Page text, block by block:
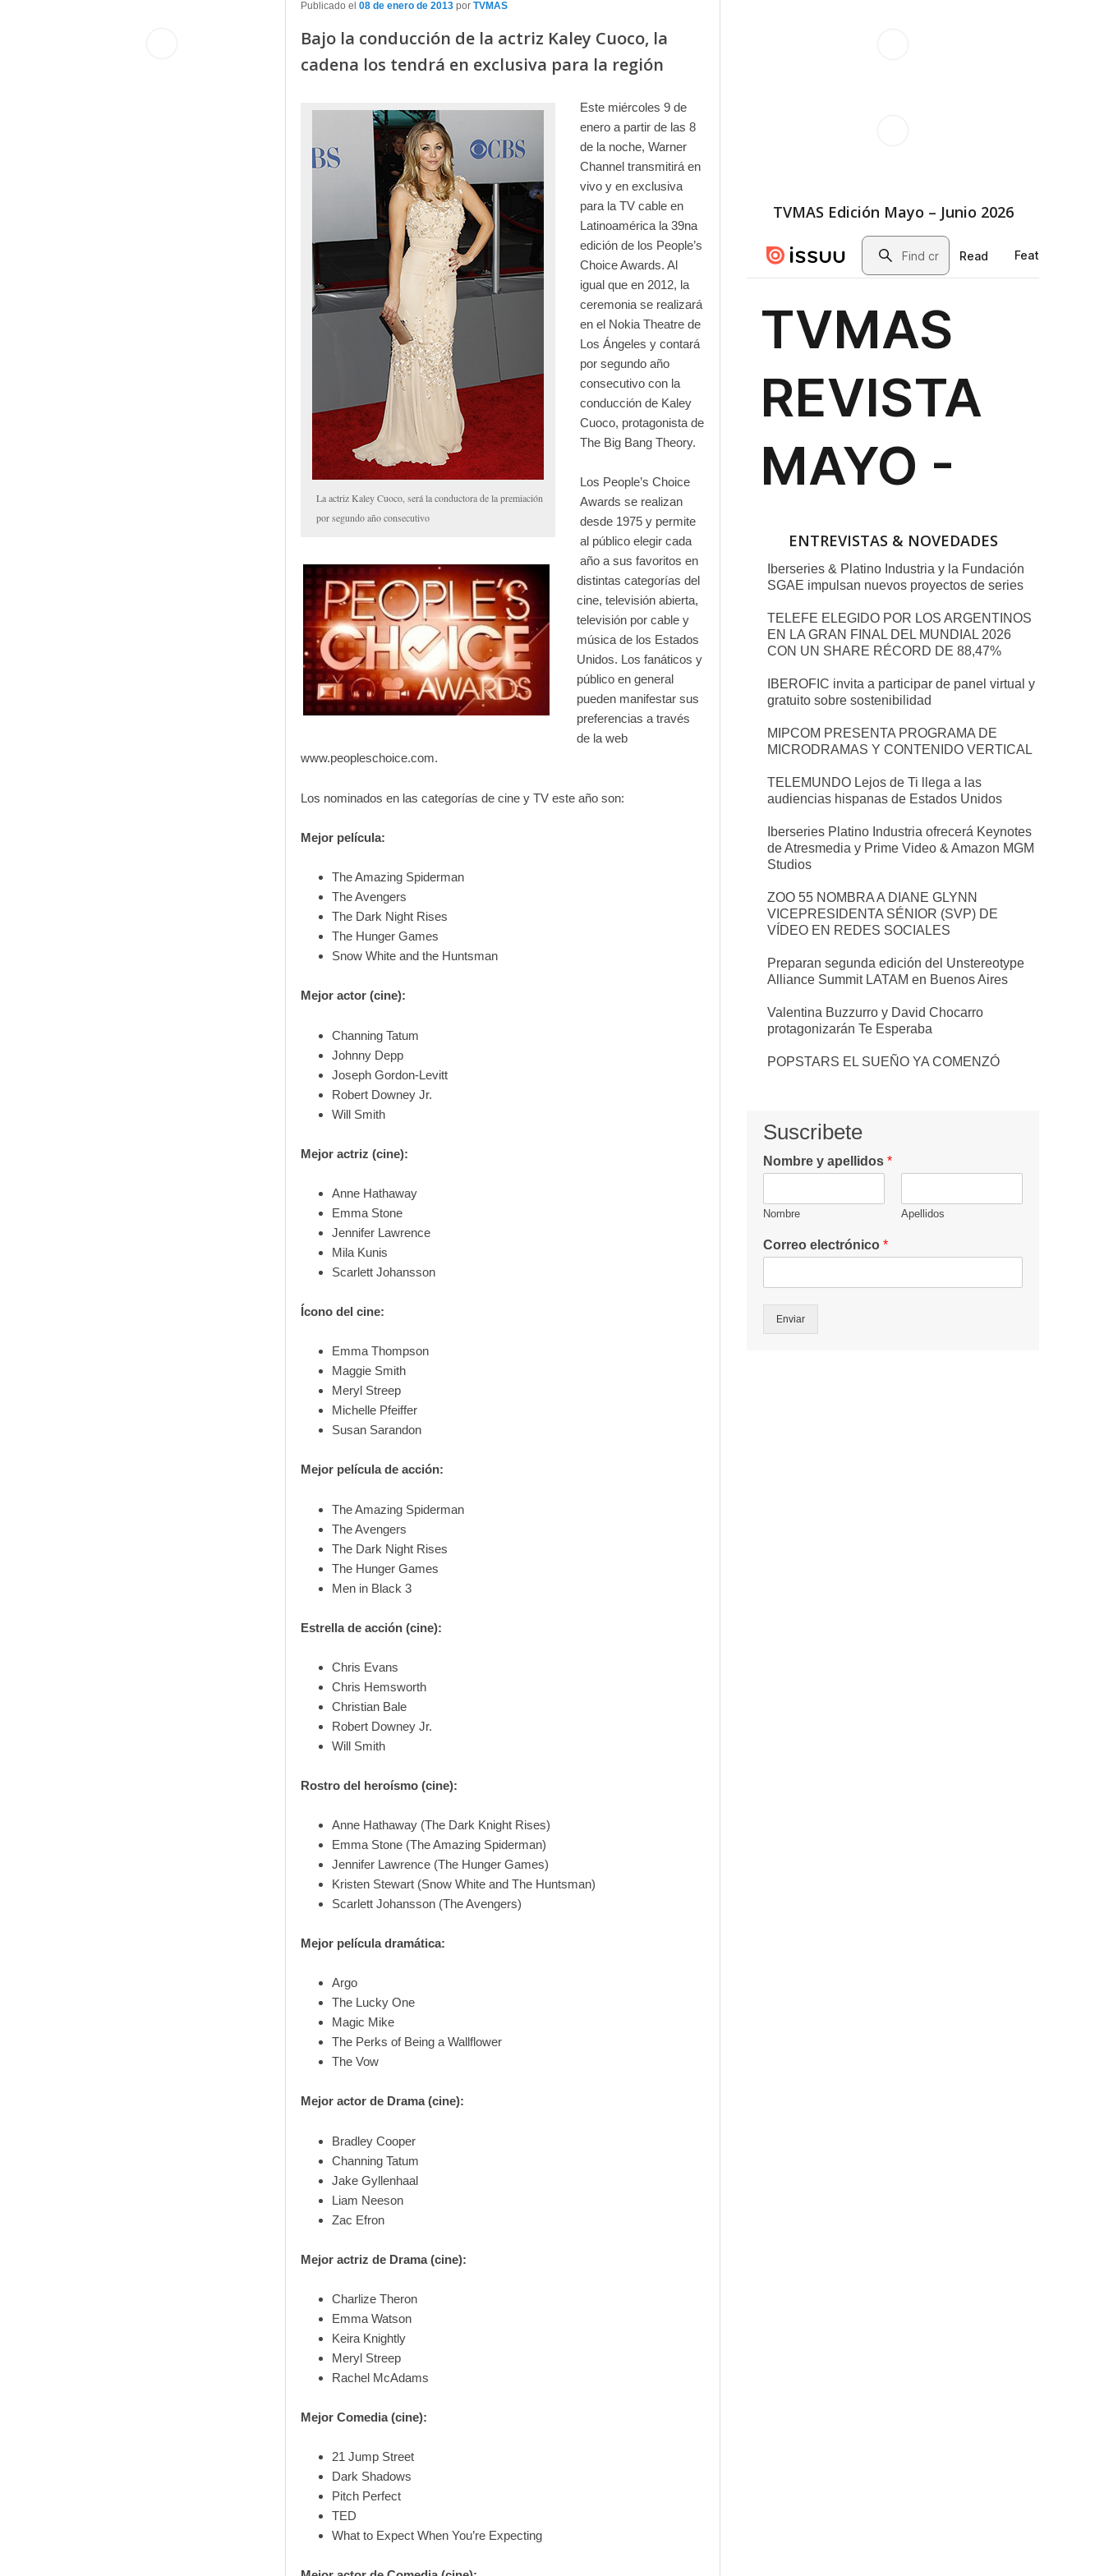
Publicado el 08 de enero de 2013 por TVMAS
Bajo la conducción de la actriz Kaley Cuoco, la
cadena los tendrá en exclusiva para la región
La actriz Kaley Cuoco, será la conductora de la premiación
por segundo año consecutivo
Este miércoles 9 de
enero a partir de las 8
de la noche, Warner
Channel transmitirá en
vivo y en exclusiva
para la TV cable en
Latinoamérica la 39na
edición de los People’s
Choice Awards. Al
igual que en 2012, la
ceremonia se realizará
en el Nokia Theatre de
Los Ángeles y contará
por segundo año
consecutivo con la
conducción de Kaley
Cuoco, protagonista de
The Big Bang Theory.
Los People’s Choice
Awards se realizan
desde 1975 y permite
al público elegir cada
año a sus favoritos en
distintas categorías del
cine, televisión abierta,
televisión por cable y
música de los Estados
Unidos. Los fanáticos y
público en general
pueden manifestar sus
preferencias a través
de la web
www.peopleschoice.com.
Los nominados en las categorías de cine y TV este año son:
Mejor película:
The Amazing Spiderman
The Avengers
The Dark Night Rises
The Hunger Games
Snow White and the Huntsman
Mejor actor (cine):
Channing Tatum
Johnny Depp
Joseph Gordon-Levitt
Robert Downey Jr.
Will Smith
Mejor actriz (cine):
Anne Hathaway
Emma Stone
Jennifer Lawrence
Mila Kunis
Scarlett Johansson
Ícono del cine:
Emma Thompson
Maggie Smith
Meryl Streep
Michelle Pfeiffer
Susan Sarandon
Mejor película de acción:
The Amazing Spiderman
The Avengers
The Dark Night Rises
The Hunger Games
Men in Black 3
Estrella de acción (cine):
Chris Evans
Chris Hemsworth
Christian Bale
Robert Downey Jr.
Will Smith
Rostro del heroísmo (cine):
Anne Hathaway (The Dark Knight Rises)
Emma Stone (The Amazing Spiderman)
Jennifer Lawrence (The Hunger Games)
Kristen Stewart (Snow White and The Huntsman)
Scarlett Johansson (The Avengers)
Mejor película dramática:
Argo
The Lucky One
Magic Mike
The Perks of Being a Wallflower
The Vow
Mejor actor de Drama (cine):
Bradley Cooper
Channing Tatum
Jake Gyllenhaal
Liam Neeson
Zac Efron
Mejor actriz de Drama (cine):
Charlize Theron
Emma Watson
Keira Knightly
Meryl Streep
Rachel McAdams
Mejor Comedia (cine):
21 Jump Street
Dark Shadows
Pitch Perfect
TED
What to Expect When You’re Expecting
TVMAS Edición Mayo – Junio 2026
ENTREVISTAS & NOVEDADES
Iberseries & Platino Industria y la Fundación
SGAE impulsan nuevos proyectos de series
TELEFE ELEGIDO POR LOS ARGENTINOS
EN LA GRAN FINAL DEL MUNDIAL 2026
CON UN SHARE RÉCORD DE 88,47%
IBEROFIC invita a participar de panel virtual y
gratuito sobre sostenibilidad
MIPCOM PRESENTA PROGRAMA DE
MICRODRAMAS Y CONTENIDO VERTICAL
TELEMUNDO Lejos de Ti llega a las
audiencias hispanas de Estados Unidos
Iberseries Platino Industria ofrecerá Keynotes
de Atresmedia y Prime Video & Amazon MGM
Studios
ZOO 55 NOMBRA A DIANE GLYNN
VICEPRESIDENTA SÉNIOR (SVP) DE
VÍDEO EN REDES SOCIALES
Preparan segunda edición del Unstereotype
Alliance Summit LATAM en Buenos Aires
Valentina Buzzurro y David Chocarro
protagonizarán Te Esperaba
POPSTARS EL SUEÑO YA COMENZÓ
Suscribete
Nombre y apellidos *
Nombre Apellidos
Correo electrónico *
Enviar